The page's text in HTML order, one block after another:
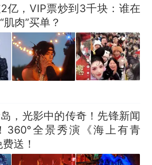
亿，VIP票炒到3千块：谁在
肉”买单？
，光影中的传奇！先锋新闻
360°全景秀演《海上有青
送！